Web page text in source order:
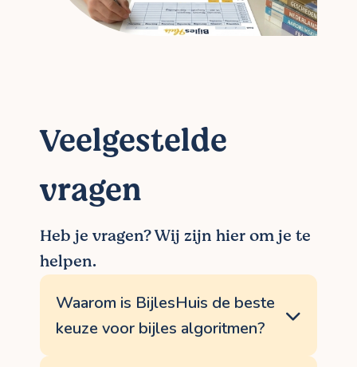
Veelgestelde
vragen
Heb je vragen? Wij zijn hier om je te
helpen.
Waarom is BijlesHuis de beste
keuze voor bijles algoritmen?